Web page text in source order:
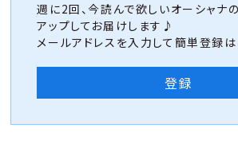
週に2回、今読んで欲しいオーシャナ
アップしてお届けします♪
メールアドレスを入力して簡単登録
登録